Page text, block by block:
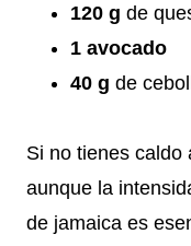
120 g de
1 avocado
40 g de
Si no tienes caldo
aunque la
de jamaica es